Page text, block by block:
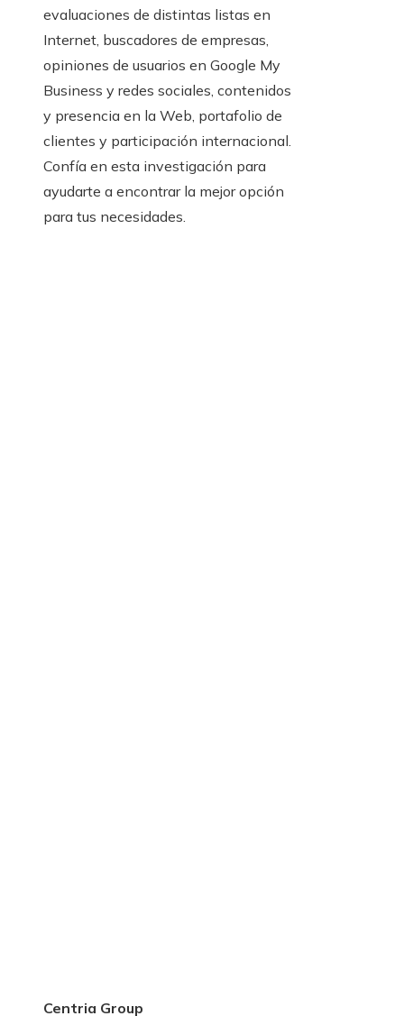
evaluaciones de distintas listas en
Internet, buscadores de empresas,
opiniones de usuarios en Google My
Business y redes sociales, contenidos
y presencia en la Web, portafolio de
clientes y participación internacional.
Confía en esta investigación para
ayudarte a encontrar la mejor opción
para tus necesidades.
Centria Group